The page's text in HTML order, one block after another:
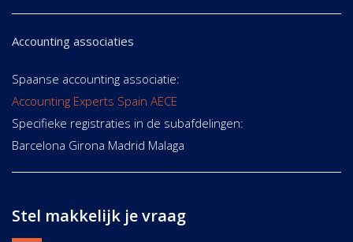
Accounting associaties
Spaanse accounting associatie:
Accounting Experts Spain AECE
Specifieke registraties in de subafdelingen:
Barcelona Girona Madrid Malaga
Stel makkelijk je vraag